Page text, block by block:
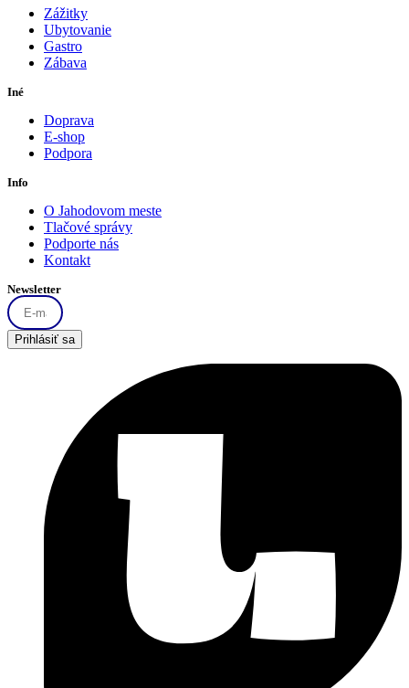
Zážitky
Ubytovanie
Gastro
Zábava
Iné
Doprava
E-shop
Podpora
Info
O Jahodovom meste
Tlačové správy
Podporte nás
Kontakt
Newsletter
Prihlásiť sa